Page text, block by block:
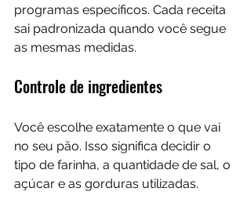
programas específicos. Cada receita
sai padronizada quando você segue
as mesmas medidas.
Controle de ingredientes
Você escolhe exatamente o que vai
no seu pão. Isso significa decidir o
tipo de farinha, a quantidade de sal, o
açúcar e as gorduras utilizadas.